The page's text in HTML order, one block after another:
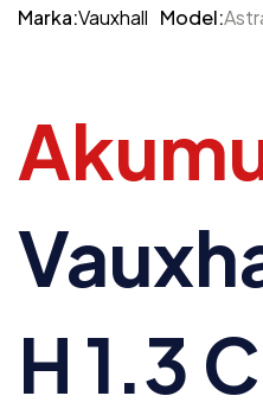
Marka:Vauxhall Model:
H 1.3